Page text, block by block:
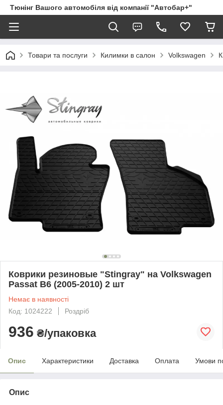
Тюнінг Вашого автомобіля від компанії "Автобар+"
Товари та послуги Килимки в салон Volkswagen
Коврики резиновые "Stingray" на Volkswagen
Passat B6 (2005-2010) 2 шт
Немає в наявності
Код: 1024222
Роздріб
936 ₴/упаковка
Опис Характеристики Доставка Оплата Умови
Опис